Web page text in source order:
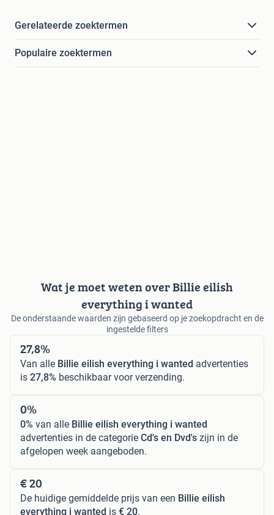
Gerelateerde zoektermen
Populaire zoektermen
Wat je moet weten over Billie eilish
everything i wanted
De onderstaande waarden zijn gebaseerd op je zoekopdracht en de
ingestelde filters
27,8%
Van alle Billie eilish everything i wanted advertenties
is 27,8% beschikbaar voor verzending.
0%
0% van alle Billie eilish everything i wanted
advertenties in de categorie Cd's en Dvd's zijn in de
afgelopen week aangeboden.
€ 20
De huidige gemiddelde prijs van een Billie eilish
everything i wanted is € 20.